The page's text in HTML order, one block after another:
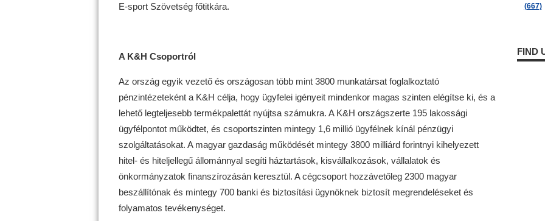
E-sport Szövetség főtitkára.
A K&H Csoportról
Az ország egyik vezető és országosan több mint 3800 munkatársat foglalkoztató
pénzintézeteként a K&H célja, hogy ügyfelei igényeit mindenkor magas szinten elégítse ki, és a
lehető legteljesebb termékpalettát nyújtsa számukra. A K&H országszerte 195 lakossági
ügyfélpontot működtet, és csoportszinten mintegy 1,6 millió ügyfélnek kínál pénzügyi
szolgáltatásokat. A magyar gazdaság működését mintegy 3800 milliárd forintnyi kihelyezett
hitel- és hiteljellegű állománnyal segíti háztartások, kisvállalkozások, vállalatok és
önkormányzatok finanszírozásán keresztül. A cégcsoport hozzávetőleg 2300 magyar
beszállítónak és mintegy 700 banki és biztosítási ügynöknek biztosít megrendeléseket és
folyamatos tevékenységet.
(667)
FIND